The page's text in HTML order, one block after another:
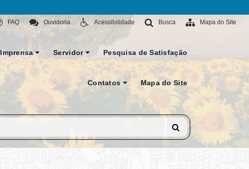
Mapa do Site
Busca
Acessibilidade
Ouvidoria
FAQ
Imprensa Servidor Pesquisa de Satisfação
Contatos Mapa do Site